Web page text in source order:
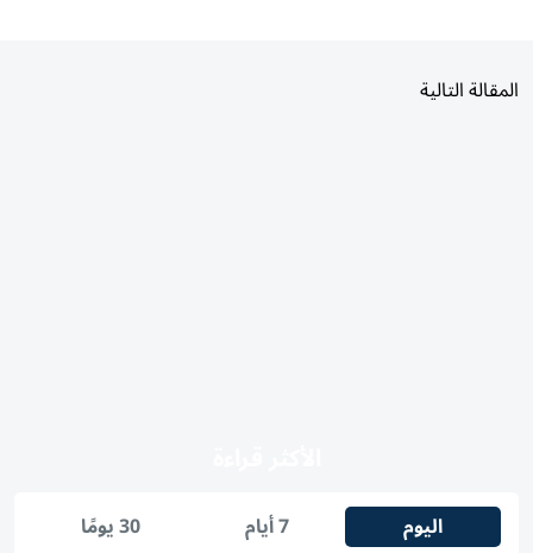
المقالة التالية
اليوم 7 أيام 30 يومًا